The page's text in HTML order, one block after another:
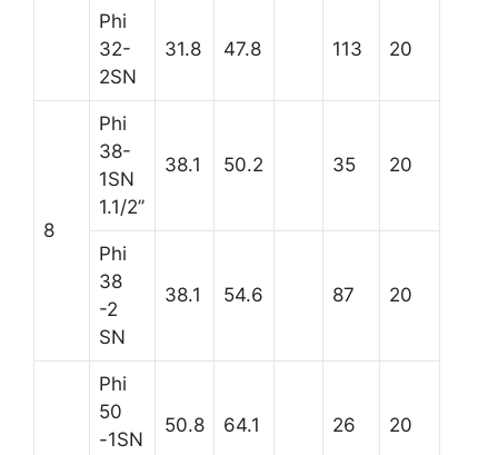
Phi
32-
2SN
31.8 47.8 113 20
8
Phi
38-
1SN
1.1/2’’
38.1 50.2 35 20
Phi
38
-2
SN
38.1 54.6 87 20
Phi
50
-1SN
50.8 64.1 26 20